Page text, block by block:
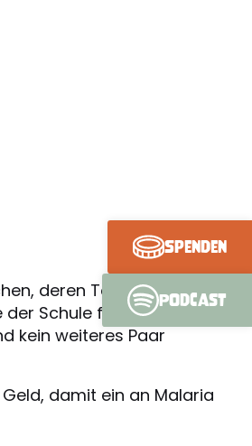
deren Tochter täglich
Schule fernbleibt, um
kein weiteres Paar
damit ein an Malaria
Spenden
Podcast